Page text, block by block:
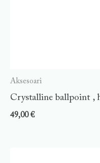
Aksesoari
Crystalline ballpoint ,
49,00€